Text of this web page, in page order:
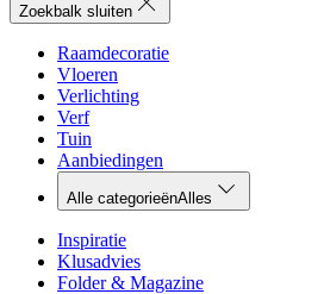
Zoekbalk sluiten
Raamdecoratie
Vloeren
Verlichting
Verf
Tuin
Aanbiedingen
Alle categorieënAlles
Inspiratie
Klusadvies
Folder & Magazine